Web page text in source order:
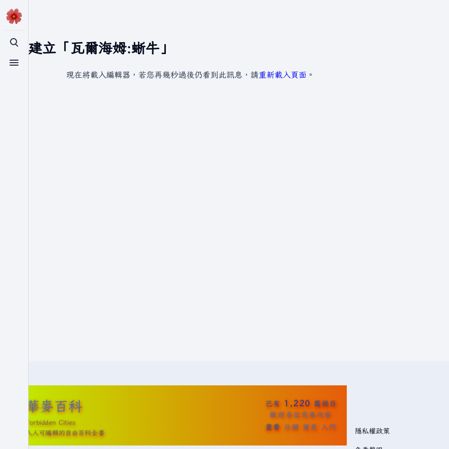
切換搜尋
切換選單
正在建立「瓦爾海姆:蜥牛」
現在將載入編輯器，若您再幾秒過後仍看到此訊息，請重新載入頁面 。
華麥百科
Forbidden Cities
人人可編輯的自由百科全書
已有 1,220 篇條目
歡迎各位完善內容
查看 分類 變更 入門 隱私權政策